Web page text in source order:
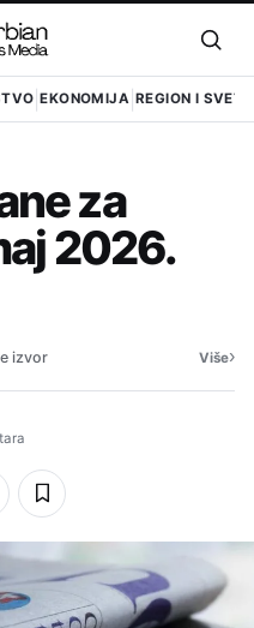
EKONOMIJA REGION I SVET
za
2026.
izvor Više›